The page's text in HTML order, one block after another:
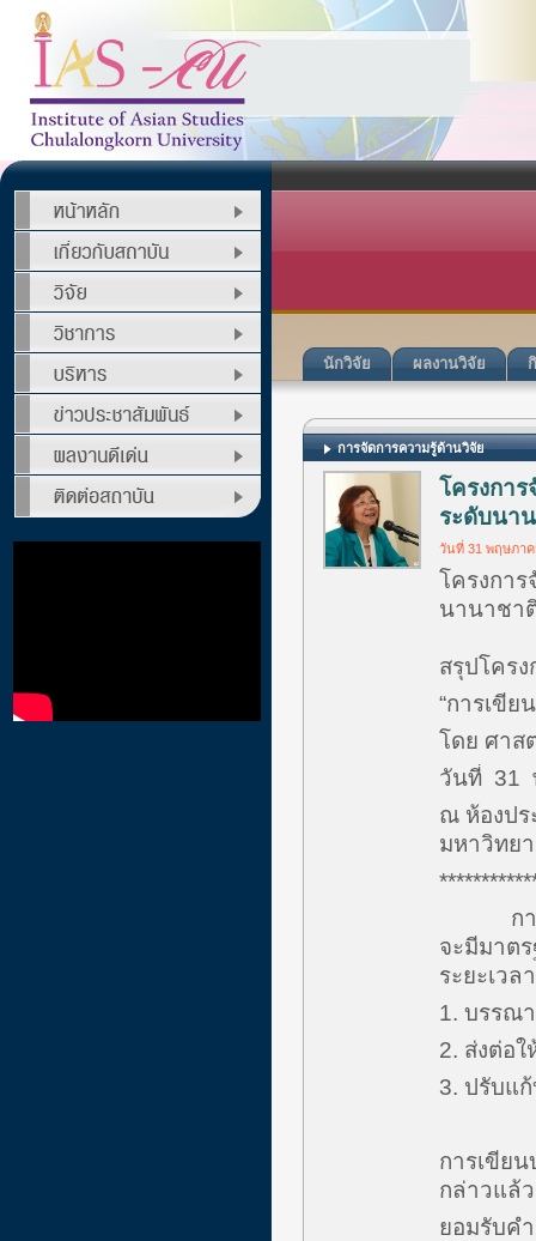
นักวิจัย ผลงานวิจัย
การจัดการความรู้ด้านวิจัย
โครงการ
ระดับนา
วันที่ 31 พฤษภาค
โครงการ
นานาชา
สรุปโครง
“การเขี
โดย ศาส
วันที่ 31
ณ ห้องป
มหาวิทย
การเขี
จะมีมาต
ระยะเว
1. บรรณ
2. ส่งต่อ
3. ปรับแ
การเขีย
กล่าวแล้
ยอมรับค